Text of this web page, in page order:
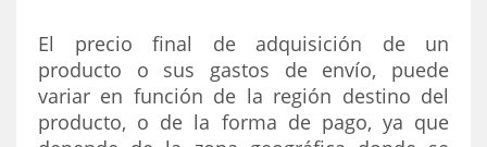
El precio final de adquisición de un
producto o sus gastos de envío, puede
variar en función de la región destino del
producto, o de la forma de pago, ya que